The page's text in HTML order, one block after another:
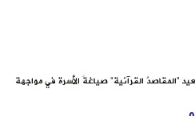
“المقاصدُ القرآنية” صياغةَ الأسرة في مواجهة